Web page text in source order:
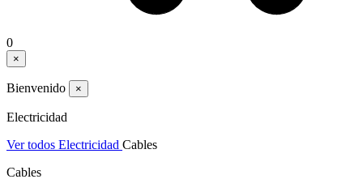
0
×
Bienvenido ×
Electricidad
Ver todos Electricidad Cables
Cables